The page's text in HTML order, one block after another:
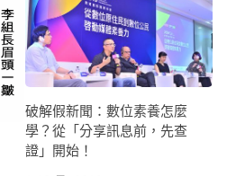
破解假新聞：數位素養怎麼
學？從「分享訊息前，先查
證」開始！